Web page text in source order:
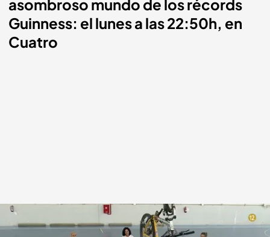
asombroso mundo de los récords
Guinness: el lunes a las 22:50h, en
Cuatro
'Callejeros'